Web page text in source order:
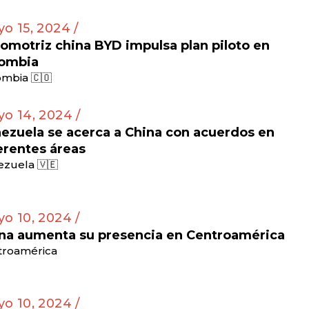
15, 2024 /
china BYD impulsa plan piloto en
🇨🇴
14, 2024 /
se acerca a China con acuerdos en
áreas
🇻🇪
10, 2024 /
aumenta su presencia en Centroamérica
10, 2024 /